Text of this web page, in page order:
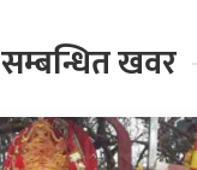
सम्बन्धित खवर